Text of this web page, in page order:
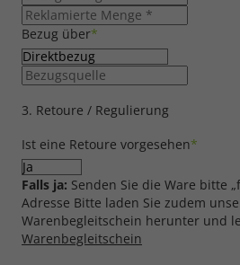
Bezug über*
3. Retoure / Regulierung
Ist eine Retoure vorgesehen*
Falls ja: Senden Sie die Ware bitte
Adresse Bitte laden Sie zudem
Warenbegleitschein herunter und
Warenbegleitschein